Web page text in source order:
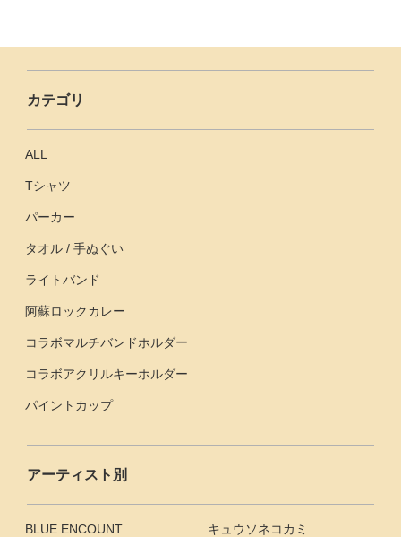
カテゴリ
ALL
Tシャツ
パーカー
タオル / 手ぬぐい
ライトバンド
阿蘇ロックカレー
コラボマルチバンドホルダー
コラボアクリルキーホルダー
パイントカップ
アーティスト別
BLUE ENCOUNT キュウソネコカミ